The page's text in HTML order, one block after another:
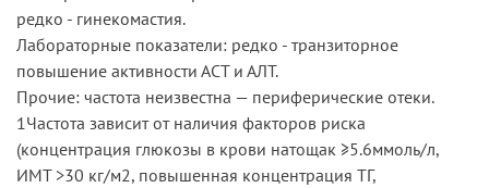
редко - гинекомастия.
Лабораторные показатели: редко - транзиторное
повышение активности АСТ и АЛТ.
Прочие: частота неизвестна — периферические отеки.
1Частота зависит от наличия факторов риска
(концентрация глюкозы в крови натощак ≥5.6ммоль/л,
ИМТ >30 кг/м2, повышенная концентрация ТГ,